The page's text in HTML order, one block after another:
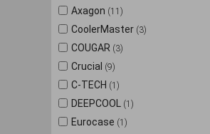
Axagon (11)
CoolerMaster (3)
COUGAR (3)
Crucial (9)
C-TECH (1)
DEEPCOOL (1)
Eurocase (1)